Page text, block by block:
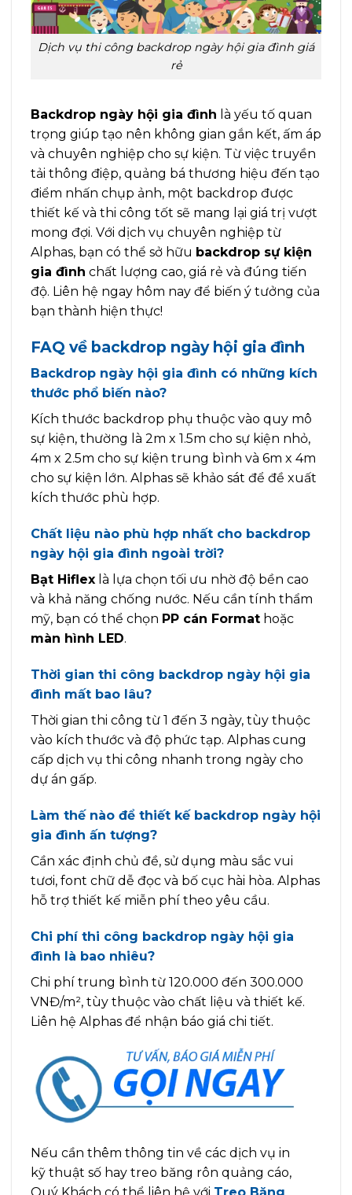
Dịch vụ thi công backdrop ngày hội gia đình giá
rẻ
Backdrop ngày hội gia đình là yếu tố quan
trọng giúp tạo nên không gian gắn kết, ấm áp
và chuyên nghiệp cho sự kiện. Từ việc truyền
tải thông điệp, quảng bá thương hiệu đến tạo
điểm nhấn chụp ảnh, một backdrop được
thiết kế và thi công tốt sẽ mang lại giá trị vượt
mong đợi. Với dịch vụ chuyên nghiệp từ
Alphas, bạn có thể sở hữu backdrop sự kiện
gia đình chất lượng cao, giá rẻ và đúng tiến
độ. Liên hệ ngay hôm nay để biến ý tưởng của
bạn thành hiện thực!
FAQ về backdrop ngày hội gia đình
Backdrop ngày hội gia đình có những kích
thước phổ biến nào?
Kích thước backdrop phụ thuộc vào quy mô
sự kiện, thường là 2m x 1.5m cho sự kiện nhỏ,
4m x 2.5m cho sự kiện trung bình và 6m x 4m
cho sự kiện lớn. Alphas sẽ khảo sát để đề xuất
kích thước phù hợp.
Chất liệu nào phù hợp nhất cho backdrop
ngày hội gia đình ngoài trời?
Bạt Hiflex là lựa chọn tối ưu nhờ độ bền cao
và khả năng chống nước. Nếu cần tính thẩm
mỹ, bạn có thể chọn PP cán Format hoặc
màn hình LED.
Thời gian thi công backdrop ngày hội gia
đình mất bao lâu?
Thời gian thi công từ 1 đến 3 ngày, tùy thuộc
vào kích thước và độ phức tạp. Alphas cung
cấp dịch vụ thi công nhanh trong ngày cho
dự án gấp.
Làm thế nào để thiết kế backdrop ngày hội
gia đình ấn tượng?
Cần xác định chủ đề, sử dụng màu sắc vui
tươi, font chữ dễ đọc và bố cục hài hòa. Alphas
hỗ trợ thiết kế miễn phí theo yêu cầu.
Chi phí thi công backdrop ngày hội gia
đình là bao nhiêu?
Chi phí trung bình từ 120.000 đến 300.000
VNĐ/m², tùy thuộc vào chất liệu và thiết kế.
Liên hệ Alphas để nhận báo giá chi tiết.
Nếu cần thêm thông tin về các dịch vụ in
kỹ thuật số hay treo băng rôn quảng cáo,